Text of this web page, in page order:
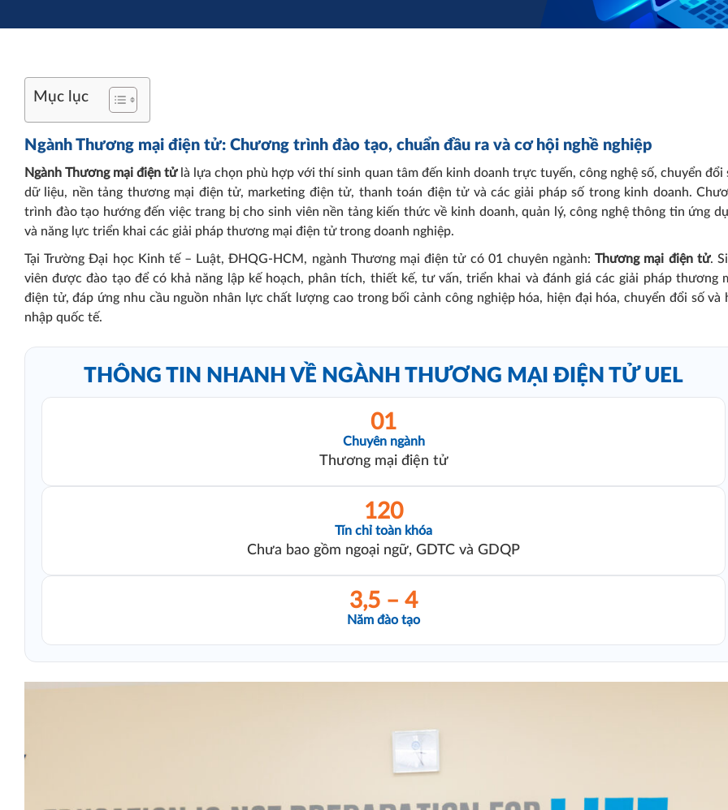
Mục lục
Ngành Thương mại điện tử: Chương trình đào tạo, chuẩn đầu ra và cơ hội nghề nghiệp
Ngành Thương mại điện tửlà lựa chọn phù hợp với thí sinh quan tâm đến kinh doanh trực tuyến, công nghệ số, chuyển đổi
dữ liệu, nền tảng thương mại điện tử, marketing điện tử, thanh toán điện tử và các giải pháp số trong kinh doanh.
trình đào tạo hướng đến việc trang bị cho sinh viên nền tảng kiến thức về kinh doanh, quản lý, công nghệ thông tin ứng
và năng lực triển khai các giải pháp thương mại điện tử trong doanh nghiệp.
Tại Trường Đại học Kinh tế – Luật, ĐHQG-HCM, ngành Thương mại điện tử có 01 chuyên ngành:Thương mại điện tử.
viên được đào tạo để có khả năng lập kế hoạch, phân tích, thiết kế, tư vấn, triển khai và đánh giá các giải pháp thương
điện tử, đáp ứng nhu cầu nguồn nhân lực chất lượng cao trong bối cảnh công nghiệp hóa, hiện đại hóa, chuyển đổi số và
nhập quốc tế.
THÔNG TIN NHANH VỀ NGÀNH THƯƠNG MẠI ĐIỆN TỬ UEL
01
Chuyên ngành
Thương mại điện tử
120
Tín chỉ toàn khóa
Chưa bao gồm ngoại ngữ, GDTC và GDQP
3,5 – 4
Năm đào tạo